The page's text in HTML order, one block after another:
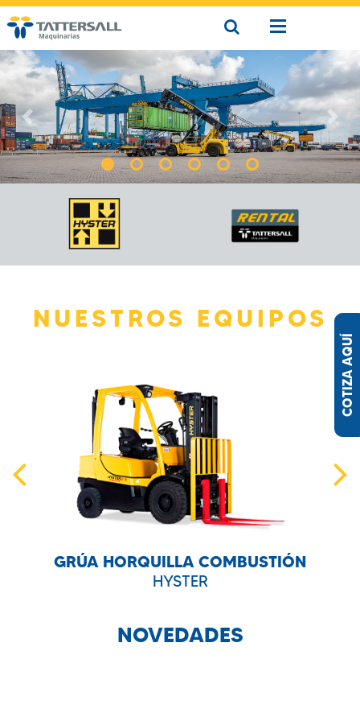
COTIZA AQUÍ
Previous Next
NUESTROS EQUIPOS
GRÚA HORQUILLA COMBUSTIÓN
HYSTER
NOVEDADES